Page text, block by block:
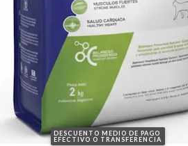
DESCUENTO MEDIO DE PAGO
EFECTIVO O TRANSFERENCIA